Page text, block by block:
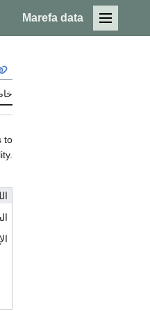
القائمة الرئيسية
Marefa data
to